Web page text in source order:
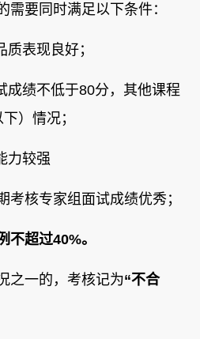
需要同时满足以下条件：
表现良好；
成绩不低于80分，其他课程
）情况；
力较强
考核专家组面试成绩优秀；
不超过40%。
之一的，考核记为“不合